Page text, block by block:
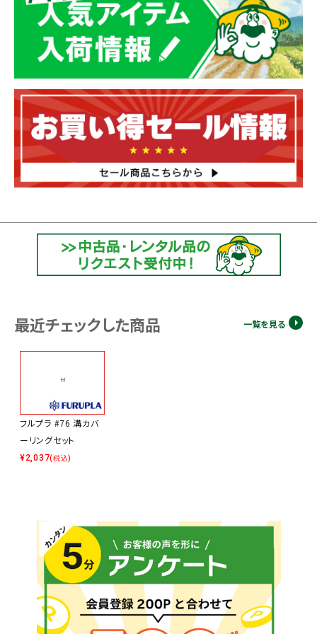
最近チェックした商品 一覧を見る
フルプラ #76 溝カバ
ーリングセット
¥2,037(税込)